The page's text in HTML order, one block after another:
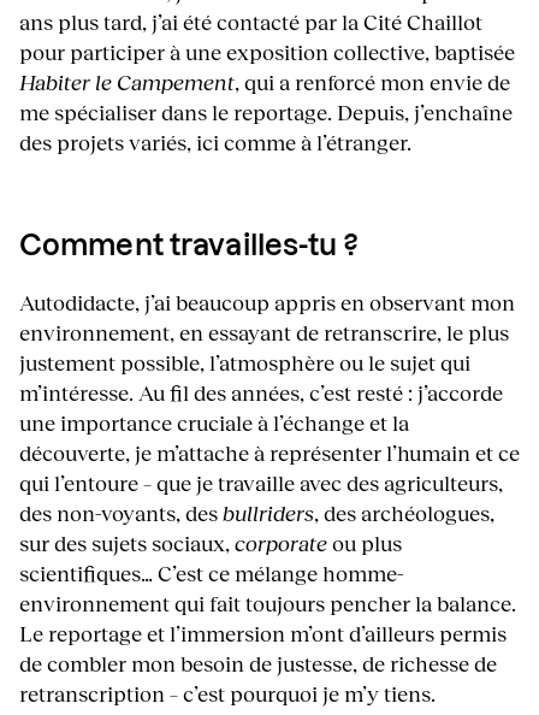
ans plus tard, j’ai été contacté par la Cité Chaillot
pour participer à une exposition collective, baptisée
Habiter le Campement, qui a renforcé mon envie de
me spécialiser dans le reportage. Depuis, j’enchaîne
des projets variés, ici comme à l’étranger.
Comment travailles-tu ?
Autodidacte, j’ai beaucoup appris en observant mon
environnement, en essayant de retranscrire, le plus
justement possible, l’atmosphère ou le sujet qui
m’intéresse. Au fil des années, c’est resté : j’accorde
une importance cruciale à l’échange et la
découverte, je m’attache à représenter l’humain et ce
qui l’entoure – que je travaille avec des agriculteurs,
des non-voyants, desbullriders, des archéologues,
sur des sujets sociaux,corporateou plus
scientifiques… C’est ce mélange homme-
environnement qui fait toujours pencher la balance.
Le reportage et l’immersion m’ont d’ailleurs permis
de combler mon besoin de justesse, de richesse de
retranscription – c’est pourquoi je m’y tiens.